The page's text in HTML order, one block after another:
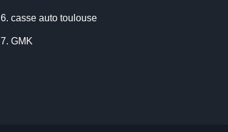
6.casse auto toulouse
7.GMK